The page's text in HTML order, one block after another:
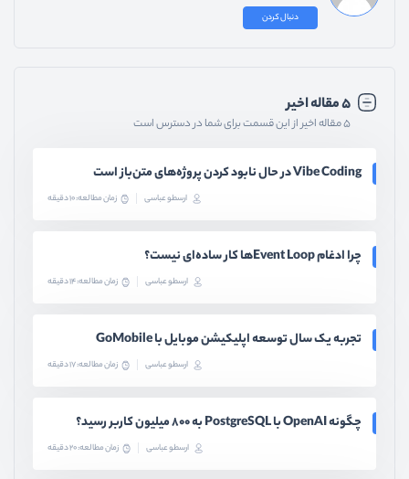
دنبال کردن
۵ مقاله اخیر
۵ مقاله اخیر از این قسمت برای شما در دسترس است
Vibe Coding در حال نابود کردن پروژه‌های متن‌باز است
ارسطو عباسی زمان مطالعه: 10 دقیقه
چرا ادغام Event Loopها کار ساده‌ای نیست؟
ارسطو عباسی زمان مطالعه: 14 دقیقه
تجربه یک سال توسعه اپلیکیشن موبایل با GoMobile
ارسطو عباسی زمان مطالعه: 17 دقیقه
چگونه OpenAI با PostgreSQL به ۸۰۰ میلیون کاربر رسید؟
ارسطو عباسی زمان مطالعه: 20 دقیقه